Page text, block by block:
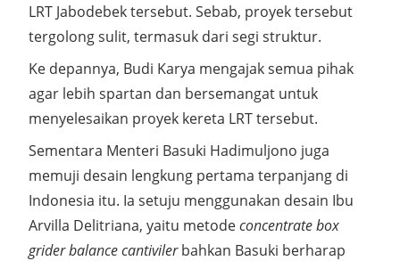
LRT Jabodebek tersebut. Sebab, proyek tersebut
tergolong sulit, termasuk dari segi struktur.
Ke depannya, Budi Karya mengajak semua pihak
agar lebih spartan dan bersemangat untuk
menyelesaikan proyek kereta LRT tersebut.
Sementara Menteri Basuki Hadimuljono juga
memuji desain lengkung pertama terpanjang di
Indonesia itu. Ia setuju menggunakan desain Ibu
Arvilla Delitriana, yaitu metodeconcentrate box
grider balance cantivilerbahkan Basuki berharap